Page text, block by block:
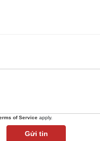
of Service apply.
Gửi tin